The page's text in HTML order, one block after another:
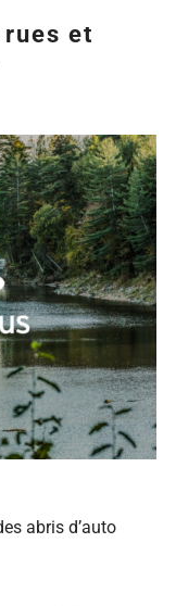
rues et
abris d’auto